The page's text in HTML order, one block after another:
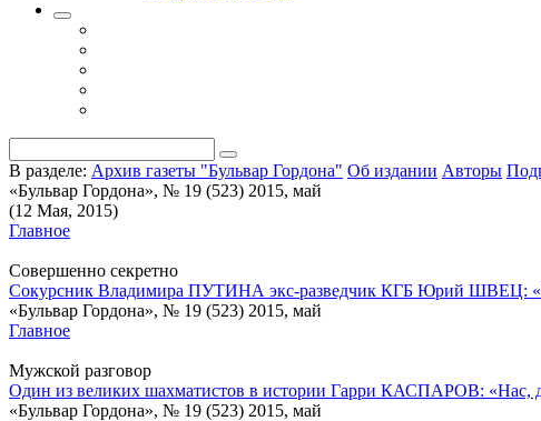
В разделе: Архив газеты "Бульвар Гордона" Об издании Авторы
«Бульвар Гордона», № 19 (523) 2015, май
(12 Мая, 2015)
Главное
Совершенно секретно
Сокурсник Владимира ПУТИНА экс-разведчик КГБ Юрий ШВЕЦ: «Вы
«Бульвар Гордона», № 19 (523) 2015, май
Главное
Мужской разговор
Один из великих шахматистов в истории Гарри КАСПАРОВ: «Нас,
«Бульвар Гордона», № 19 (523) 2015, май